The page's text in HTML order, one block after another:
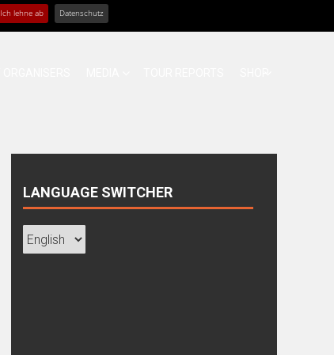
Ich lehne ab Datenschutz
LANGUAGE SWITCHER